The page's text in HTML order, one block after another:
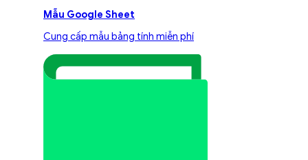
Mẫu Google Sheet
Cung cấp mẫu bảng tính miễn phí